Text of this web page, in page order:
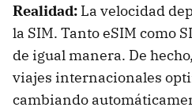
Realidad: La velocidad
la SIM. Tanto eSIM como
de igual manera. De
viajes internacionales
cambiando